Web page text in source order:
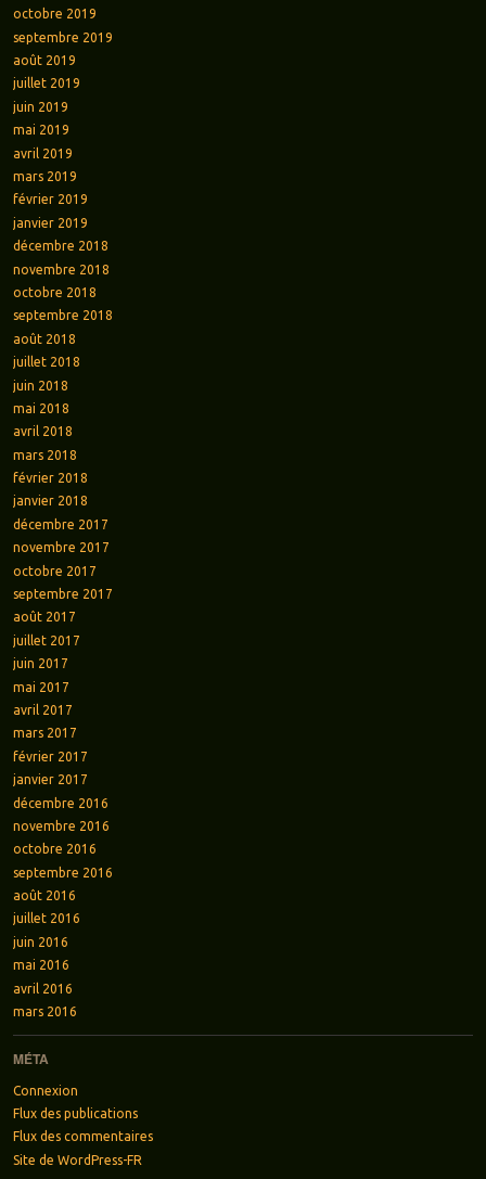
octobre 2019
septembre 2019
août 2019
juillet 2019
juin 2019
mai 2019
avril 2019
mars 2019
février 2019
janvier 2019
décembre 2018
novembre 2018
octobre 2018
septembre 2018
août 2018
juillet 2018
juin 2018
mai 2018
avril 2018
mars 2018
février 2018
janvier 2018
décembre 2017
novembre 2017
octobre 2017
septembre 2017
août 2017
juillet 2017
juin 2017
mai 2017
avril 2017
mars 2017
février 2017
janvier 2017
décembre 2016
novembre 2016
octobre 2016
septembre 2016
août 2016
juillet 2016
juin 2016
mai 2016
avril 2016
mars 2016
MÉTA
Connexion
Flux des publications
Flux des commentaires
Site de WordPress-FR